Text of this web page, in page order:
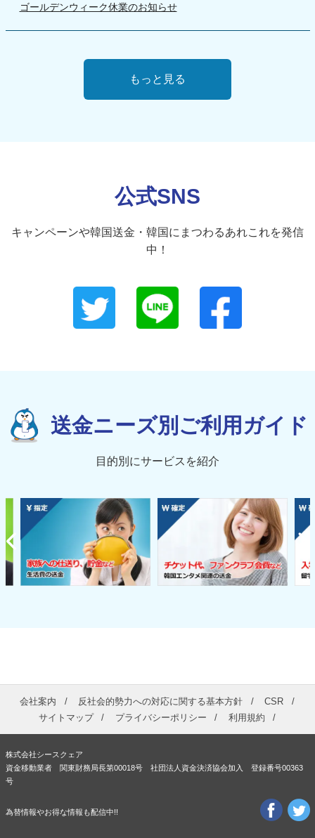
ゴールデンウィーク休業のお知らせ
もっと見る
公式SNS
キャンペーンや韓国送金・韓国にまつわるあれこれを発信
中！
送金ニーズ別ご利用ガイド
目的別にサービスを紹介
会社案内 反社会的勢力への対応に関する基本方針
CSR
サイトマップ
プライバシーポリシー 利用規約
株式会社シースクェア
資金移動業者 関東財務局長第00018号 社団法人資金決済協会加入 登録番号00363
号
為替情報やお得な情報も配信中!!